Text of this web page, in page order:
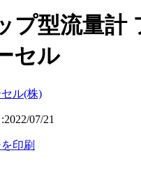
プ型流量計
セル
ル(株)
07/21
印刷